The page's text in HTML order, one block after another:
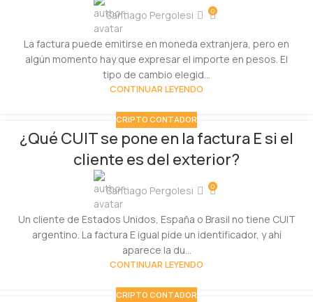
Santiago Pergolesi 0
La factura puede emitirse en moneda extranjera, pero en
algún momento hay que expresar el importe en pesos. El
tipo de cambio elegid...
CONTINUAR LEYENDO
CRIPTO CONTADOR
¿Qué CUIT se pone en la factura E si el
cliente es del exterior?
Santiago Pergolesi 0
Un cliente de Estados Unidos, España o Brasil no tiene CUIT
argentino. La factura E igual pide un identificador, y ahí
aparece la du...
CONTINUAR LEYENDO
CRIPTO CONTADOR